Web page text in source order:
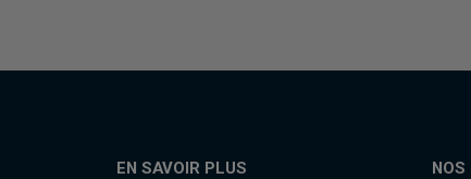
EN SAVOIR PLUS NOS